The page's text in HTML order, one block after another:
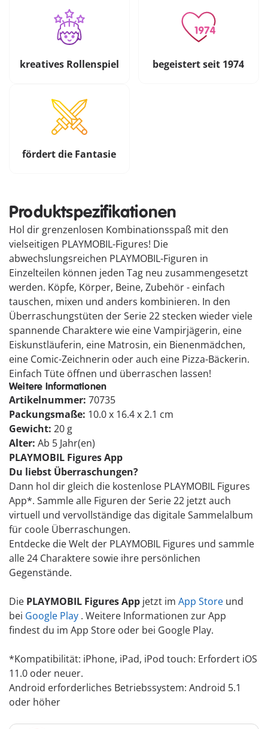
kreatives Rollenspiel begeistert seit 1974
fördert die Fantasie
Produktspezifikationen
Hol dir grenzenlosen Kombinationsspaß mit den
vielseitigen PLAYMOBIL-Figures! Die
abwechslungsreichen PLAYMOBIL-Figuren in
Einzelteilen können jeden Tag neu zusammengesetzt
werden. Köpfe, Körper, Beine, Zubehör - einfach
tauschen, mixen und anders kombinieren. In den
Überraschungstüten der Serie 22 stecken wieder viele
spannende Charaktere wie eine Vampirjägerin, eine
Eiskunstläuferin, eine Matrosin, ein Bienenmädchen,
eine Comic-Zeichnerin oder auch eine Pizza-Bäckerin.
Einfach Tüte öffnen und überraschen lassen!
Weitere Informationen
Artikelnummer: 70735
Packungsmaße: 10.0 x 16.4 x 2.1 cm
Gewicht: 20 g
Alter: Ab 5 Jahr(en)
PLAYMOBIL Figures App
Du liebst Überraschungen?
Dann hol dir gleich die kostenlose PLAYMOBIL Figures
App*. Sammle alle Figuren der Serie 22 jetzt auch
virtuell und vervollständige das digitale Sammelalbum
für coole Überraschungen.
Entdecke die Welt der PLAYMOBIL Figures und sammle
alle 24 Charaktere sowie ihre persönlichen
Gegenstände.
Die PLAYMOBIL Figures App jetzt im App Store und
bei Google Play . Weitere Informationen zur App
findest du im App Store oder bei Google Play.
*Kompatibilität: iPhone, iPad, iPod touch: Erfordert iOS
11.0 oder neuer.
Android erforderliches Betriebssystem: Android 5.1
oder höher